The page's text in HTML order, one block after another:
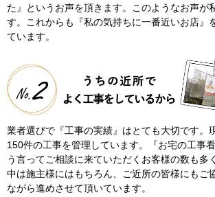
た』というお声を頂きます。このようなお声が
す。これからも『私の気持ちに一番近いお店』
ています。
業者選びで『工事の実績』はとても大切です。
150件の工事を管理しています。『お宅の工事
う言ってご相談に来ていただくお客様の数も多
中は施主様にはもちろん、ご近所の皆様にもご
ながら進めさせて頂いています。